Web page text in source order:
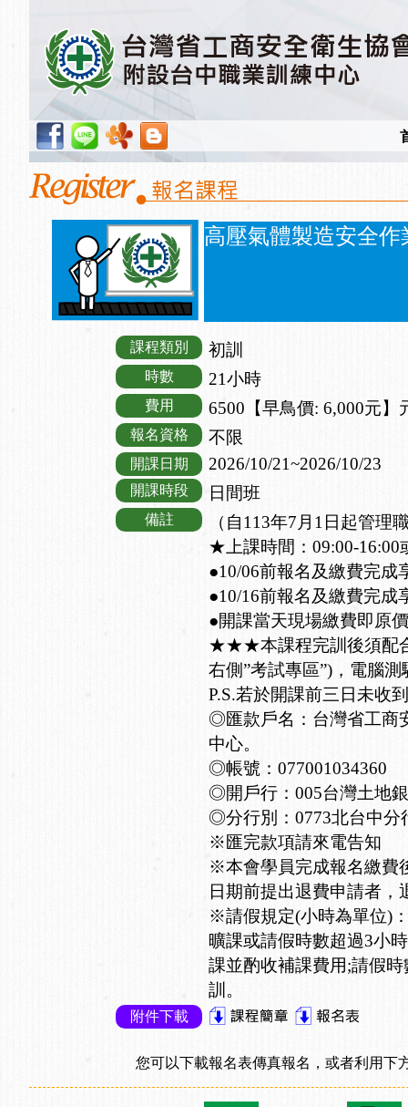
高壓氣體製造安全作
課程類別 初訓
時數 21小時
費用 6500【早鳥價: 6,000元】
報名資格 不限
開課日期 2026/10/21~2026/10/23
開課時段 日間班
備註
（自113年7月1日起管理
★上課時間：09:00-16:00
●10/06前報名及繳費完成
●10/16前報名及繳費完成
●開課當天現場繳費即原
★★★本課程完訓後須配
右側”考試專區”)，電腦
P.S.若於開課前三日未收
◎匯款戶名：台灣省工商
中心。
◎帳號：077001034360
◎開戶行：005台灣土地
◎分行別：0773北台中分
※匯完款項請來電告知
※本會學員完成報名繳費
日期前提出退費申請者，
※請假規定(小時為單位)
曠課或請假時數超過3小
課並酌收補課費用;請假
訓。
附件下載
您可以下載報名表傳真報名，或者利用下